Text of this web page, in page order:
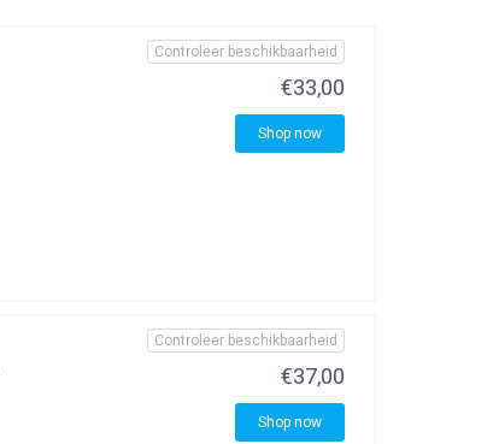
Controleer beschikbaarheid
€33,00
Shop now
Controleer beschikbaarheid
€37,00
Shop now